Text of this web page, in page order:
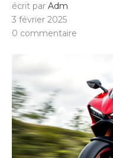
écrit par Adm
3 février 2025
0 commentaire